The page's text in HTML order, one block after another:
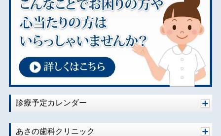
診療予定カレンダー
あさの歯科クリニック